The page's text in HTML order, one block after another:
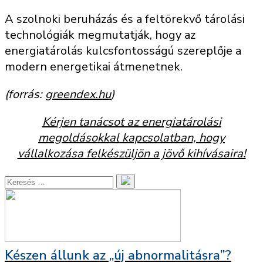
A szolnoki beruházás és a feltörekvő tárolási
technológiák megmutatják, hogy az
energiatárolás kulcsfontosságú szereplője a
modern energetikai átmenetnek.
(forrás: greendex.hu)
Kérjen tanácsot az energiatárolási
megoldásokkal kapcsolatban, hogy
vállalkozása felkészüljön a jövő kihívásaira!
Készen állunk az „új abnormalitásra”?